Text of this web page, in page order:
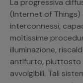
La progressiva
(Internet of
interconnessi,
moltissime
illuminazione,
antifurto, piuttosto
avvolgibili. Tali